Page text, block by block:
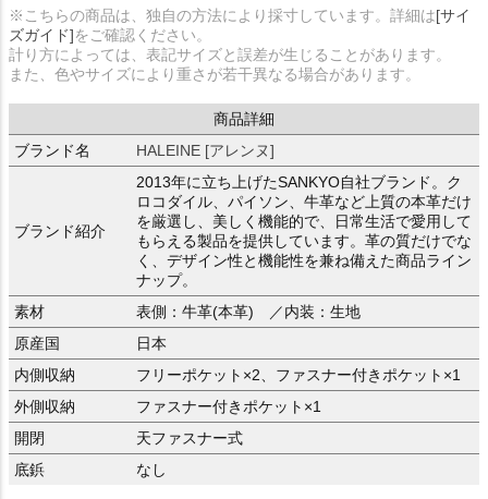
※こちらの商品は、独自の方法により採寸しています。詳細は[サイ
ズガイド]をご確認ください。
計り方によっては、表記サイズと誤差が生じることがあります。
また、色やサイズにより重さが若干異なる場合があります。
商品詳細
ブランド名
HALEINE [アレンヌ]
ブランド紹介
2013年に立ち上げたSANKYO自社ブランド。ク
ロコダイル、パイソン、牛革など上質の本革だけ
を厳選し、美しく機能的で、日常生活で愛用して
もらえる製品を提供しています。革の質だけでな
く、デザイン性と機能性を兼ね備えた商品ライン
ナップ。
素材
表側：牛革(本革) ／内装：生地
原産国
日本
内側収納
フリーポケット×2、ファスナー付きポケット×1
外側収納
ファスナー付きポケット×1
開閉
天ファスナー式
底鋲
なし